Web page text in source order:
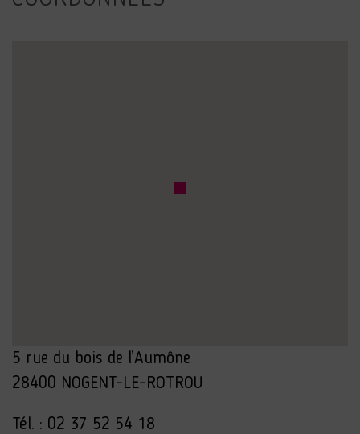
5 rue du bois de l’Aumône
28400 NOGENT-LE-ROTROU
Tél. : 02 37 52 54 18